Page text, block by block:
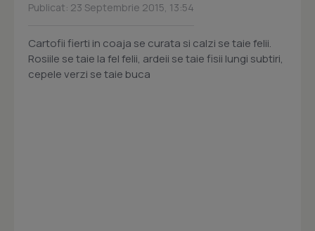
Publicat: 23 Septembrie 2015, 13:54
Cartofii fierti in coaja se curata si calzi se taie felii.
Rosiile se taie la fel felii, ardeii se taie fisii lungi subtiri,
cepele verzi se taie buca